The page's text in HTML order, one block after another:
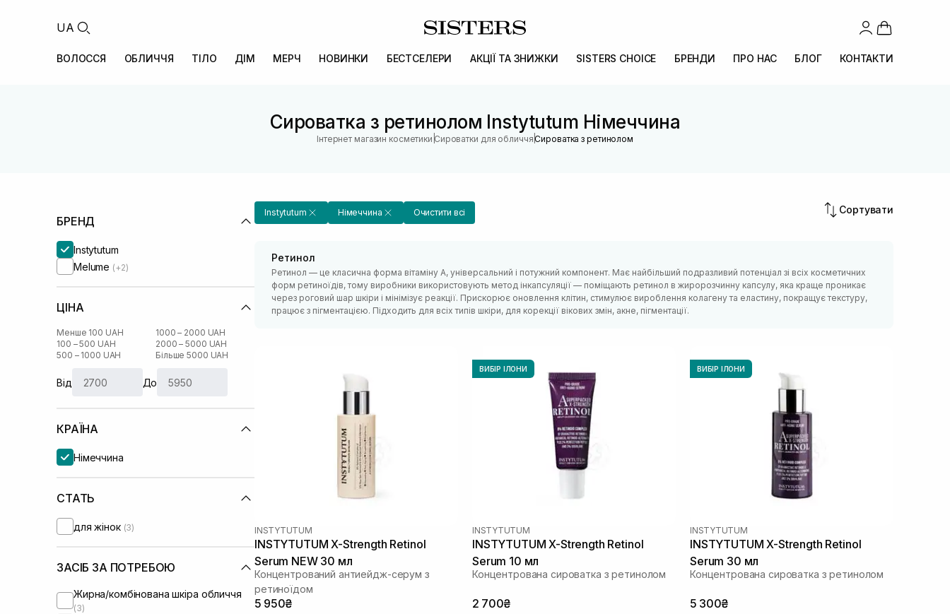
UA
ВОЛОССЯ ОБЛИЧЧЯ ТІЛО ДІМ МЕРЧ НОВИНКИ БЕСТСЕЛЕРИ АКЦІЇ ТА ЗНИЖКИ SISTERS CHOICE БРЕНДИ ПРО НАС БЛОГ КОНТАКТИ
Сироватка з ретинолом Instytutum Німеччина
Інтернет магазин косметики |Сироватки для обличчя |Сироватка з ретинолом
БРЕНД
Instytutum
Melume (+2)
ЦІНА
Менше 100 UAH
100 – 500 UAH
500 – 1000 UAH
1000 – 2000 UAH
2000 – 5000 UAH
Більше 5000 UAH
Від До
КРАЇНА
Німеччина
СТАТЬ
для жінок (3)
ЗАСІБ ЗА ПОТРЕБОЮ
Жирна/комбінована шкіра обличчя
(3)
Instytutum Німеччина Очистити всі Сортувати
Ретинол
Ретинол — це класична форма вітаміну А, універсальний і потужний компонент. Має найбільший подразливий потенціал зі всіх косметичних
форм ретиноїдів, тому виробники використовують метод інкапсуляції — поміщають ретинол в жиророзчинну капсулу, яка краще проникає
через роговий шар шкіри і мінімізує реакції. Прискорює оновлення клітин, стимулює вироблення колагену та еластину, покращує текстуру,
працює з пігментацією. Підходить для всіх типів шкіри, для корекції вікових змін, акне, пігментації.
INSTYTUTUM
INSTYTUTUM X-Strength Retinol
Serum NEW 30 мл
Концентрований антиейдж-серум з
ретиноїдом​
5 950₴
ВИБІР ІЛОНИ
INSTYTUTUM
INSTYTUTUM X-Strength Retinol
Serum 10 мл
Концентрована сироватка з ретинолом
2 700₴
ВИБІР ІЛОНИ
INSTYTUTUM
INSTYTUTUM X-Strength Retinol
Serum 30 мл
Концентрована сироватка з ретинолом
5 300₴